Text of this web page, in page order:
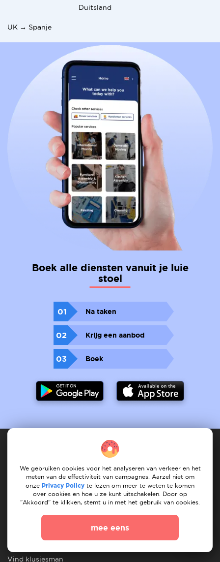
Duitsland
UK → Spanje
Boek alle diensten vanuit je luie
stoel
01 Na taken
02 Krijg een aanbod
03 Boek
Dienstverlener
Hoe het werkt registreet services
Mijn services
Mijn taken
Vind dienst Onze services
Hoe het werkt
Vind klusjesman
We gebruiken cookies voor het analyseren van verkeer en het
meten van de effectiviteit van campagnes. Aarzel niet om
onze Privacy Policy te lezen om meer te weten te komen
over cookies en hoe u ze kunt uitschakelen. Door op
"Akkoord" te klikken, stemt u in met het gebruik van cookies.
mee eens